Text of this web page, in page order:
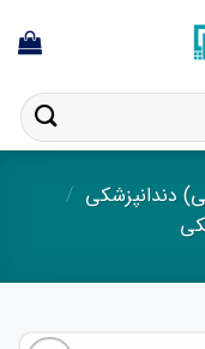
دندانپزشکی /